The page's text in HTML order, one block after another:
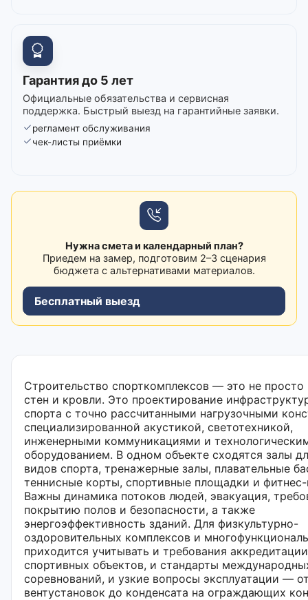
Гарантия до 5 лет
Официальные обязательства и сервисная
поддержка. Быстрый выезд на гарантийные заявки.
регламент обслуживания
чек-листы приёмки
Нужна смета и календарный план?
Приедем на замер, подготовим 2–3 сценария
бюджета с альтернативами материалов.
Бесплатный выезд
Строительство спорткомплексов — это не просто
стен и кровли. Это проектирование
спорта с точно рассчитанными нагрузочными
специализированной акустикой, светотехникой,
инженерными коммуникациями и
оборудованием. В одном объекте сходятся залы
видов спорта, тренажерные залы, плавательные
теннисные корты, спортивные площадки и
Важны динамика потоков людей, эвакуация,
покрытию полов и безопасности, а также
энергоэффективность зданий. Для физкультурно-
оздоровительных комплексов и
приходится учитывать и требования аккредитации
спортивных объектов, и стандарты
соревнований, и узкие вопросы эксплуатации —
вентустановок до конденсата на ограждающих